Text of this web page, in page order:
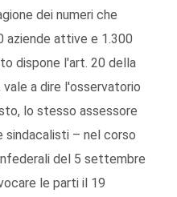
dei numeri che
aziende attive e 1.300
dispone l'art. 20 della
vale a dire l'osservatorio
lo stesso assessore
– nel corso
del 5 settembre
le parti il 19